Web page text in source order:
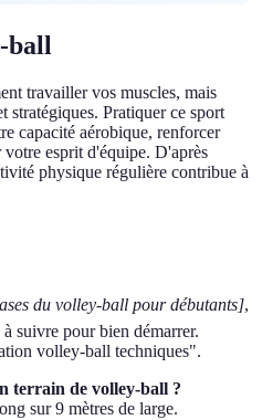
ball
travailler vos muscles, mais
stratégiques. Pratiquer ce sport
capacité aérobique, renforcer
esprit d'équipe. D'après
physique régulière contribue à
du volley-ball pour débutants],
suivre pour bien démarrer.
volley-ball techniques".
terrain de volley-ball ?
sur 9 mètres de large.